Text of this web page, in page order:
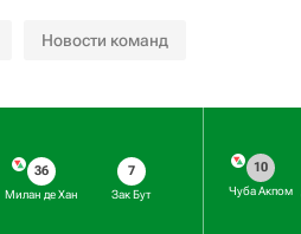
Новости команд
36
Милан де Хан
7
Зак Бут
10
Чуба Акпом